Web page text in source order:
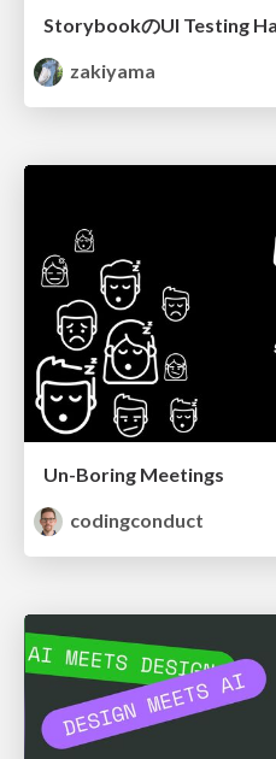
StorybookのUI Testing
zakiyama
Un-Boring Meetings
codingconduct